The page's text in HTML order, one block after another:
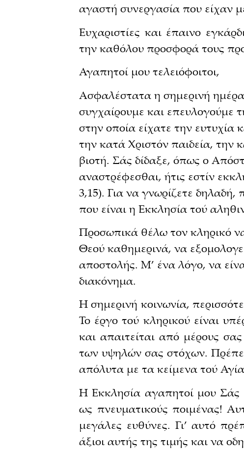
αγαστή συνεργασία που είχαν
Ευχαριστίες και έπαινο
την καθόλου προσφορά τους
Αγαπητοί μου τελειόφοιτοι,
Ασφαλέστατα η σημερινή ημέρα
συγχαίρουμε και επευλογούμε
στην οποία είχατε την ευτυχία
την κατά Χριστόν παιδεία, την
βιοτή. Σάς δίδαξε, όπως ο
αναστρέφεσθαι, ήτις εστίν
3,15). Για να γνωρίζετε δηλαδή,
που είναι η Εκκλησία τού
Προσωπικά θέλω τον κληρικό
Θεού καθημερινά, να
αποστολής. Μ’ ένα λόγο, να
διακόνημα.
Η σημερινή κοινωνία,
Το έργο τού κληρικού είναι
και απαιτείται από μέρους
των υψηλών σας στόχων.
απόλυτα με τα κείμενα τού
Η Εκκλησία αγαπητοί μου Σάς
ως πνευματικούς ποιμένας!
μεγάλες ευθύνες. Γι’ αυτό
άξιοι αυτής της τιμής και να